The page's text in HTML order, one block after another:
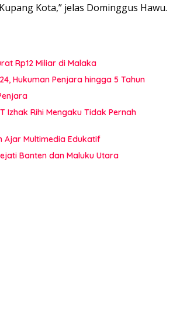
Kota,” jelas Dominggus Hawu.
Rp12 Miliar di Malaka
Hukuman Penjara hingga 5 Tahun
Izhak Rihi Mengaku Tidak Pernah
Ajar Multimedia Edukatif
Banten dan Maluku Utara